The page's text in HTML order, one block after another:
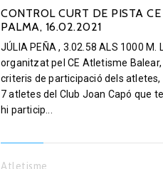
CONTROL CURT DE PISTA
PALMA, 16.02.2021
JÚLIA PEÑA , 3.02.58 ALS 1000 M.
organitzat pel CE Atletisme
criteris de participació dels
7 atletes del Club Joan Capó que
hi particip...
Atletisme